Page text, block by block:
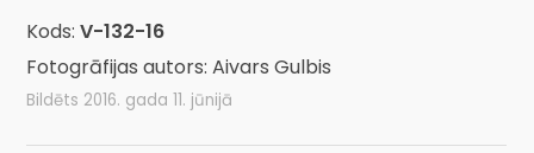
Kods:V-132-16
Fotogrāfijas autors: Aivars Gulbis
Bildēts 2016. gada 11. jūnijā